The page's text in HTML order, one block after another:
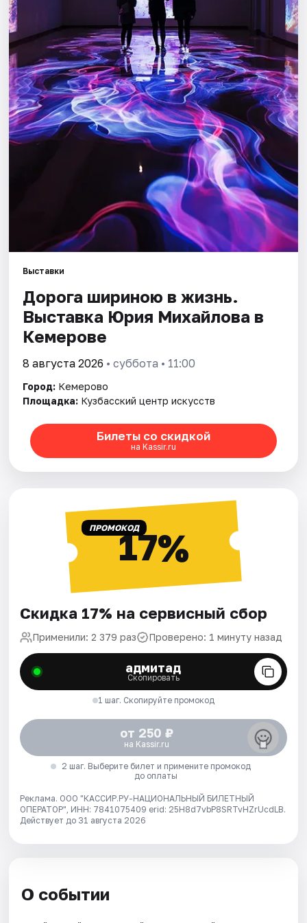
Города
Площадки
Артисты
Рейтинги
Выставки
Дорога шириною в жизнь.
Выставка Юрия Михайлова в
Кемерове
8 августа 2026 • суббота • 11:00
Город: Кемерово
Площадка: Кузбасский центр искусств
Билеты со скидкой
на Kassir.ru
ПРОМОКОД17%
Скидка 17% на сервисный сбор
Применили: 2 379 раз Проверено: 1 минуту назад
адмитад
Скопировать
1 шаг. Скопируйте промокод
от 250 ₽
на Kassir.ru
2 шаг. Выберите билет и примените промокод
до оплаты
Реклама. ООО "КАССИР.РУ-НАЦИОНАЛЬНЫЙ БИЛЕТНЫЙ
ОПЕРАТОР", ИНН: 7841075409 erid: 25H8d7vbP8SRTvHZrUcdLB.
Действует до 31 августа 2026
О событии